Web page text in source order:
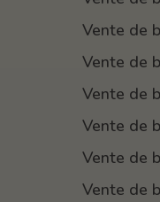
Vente de
Vente de
Vente de
Vente de
Vente de
Vente de